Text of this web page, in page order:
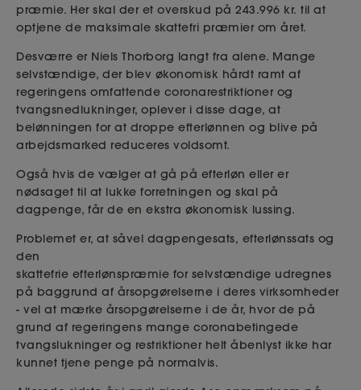
præmie. Her skal der et overskud på 243.996 kr. til at
optjene de maksimale skattefri præmier om året.
Desværre er Niels Thorborg langt fra alene. Mange
selvstændige, der blev økonomisk hårdt ramt af
regeringens omfattende coronarestriktioner og
tvangsnedlukninger, oplever i disse dage, at
belønningen for at droppe efterlønnen og blive på
arbejdsmarked reduceres voldsomt.
Også hvis de vælger at gå på efterløn eller er
nødsaget til at lukke forretningen og skal på
dagpenge, får de en ekstra økonomisk lussing.
Problemet er, at såvel dagpengesats, efterlønssats og
den
skattefrie efterlønspræmie for selvstændige udregnes
på baggrund af årsopgørelserne i deres virksomheder
- vel at mærke årsopgørelserne i de år, hvor de på
grund af regeringens mange coronabetingede
tvangslukninger og restriktioner helt åbenlyst ikke har
kunnet tjene penge på normalvis.